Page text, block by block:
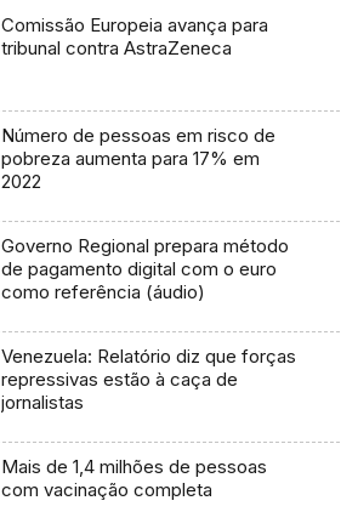
Comissão Europeia avança para
tribunal contra AstraZeneca
Número de pessoas em risco de
pobreza aumenta para 17% em
2022
Governo Regional prepara método
de pagamento digital com o euro
como referência (áudio)
Venezuela: Relatório diz que forças
repressivas estão à caça de
jornalistas
Mais de 1,4 milhões de pessoas
com vacinação completa